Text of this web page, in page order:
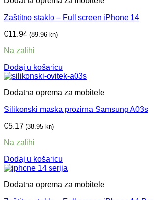
Zaštitno staklo – Full screen iPhone 14
€11.94 (89.96 kn)
Na zalihi
Dodaj u košaricu
Dodatna oprema za mobitele
Silikonski maska prozirna Samsung A03s
€5.17 (38.95 kn)
Na zalihi
Dodaj u košaricu
Dodatna oprema za mobitele